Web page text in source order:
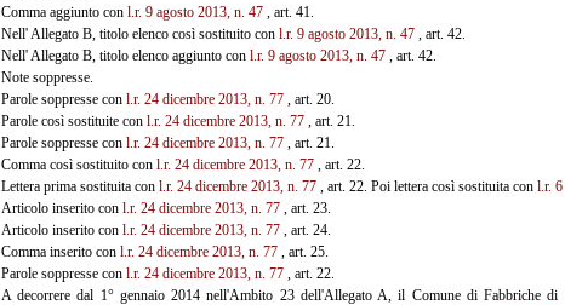
Comma aggiunto con l.r. 9 agosto 2013, n. 47, art. 41.
Nell' Allegato B, titolo elenco così sostituito con l.r. 9 agosto 2013, n. 47, art. 42.
Nell' Allegato B, titolo elenco aggiunto con l.r. 9 agosto 2013, n. 47, art. 42.
Note soppresse.
Parole soppresse con l.r. 24 dicembre 2013, n. 77, art. 20.
Parole così sostituite con l.r. 24 dicembre 2013, n. 77, art. 21.
Parole soppresse con l.r. 24 dicembre 2013, n. 77, art. 21.
Comma così sostituito con l.r. 24 dicembre 2013, n. 77, art. 22.
Lettera prima sostituita con l.r. 24 dicembre 2013, n. 77, art. 22. Poi lettera così sostituita con l.r.
Articolo inserito con l.r. 24 dicembre 2013, n. 77, art. 23.
Articolo inserito con l.r. 24 dicembre 2013, n. 77, art. 24.
Comma inserito con l.r. 24 dicembre 2013, n. 77, art. 25.
Parole soppresse con l.r. 24 dicembre 2013, n. 77, art. 22.
A decorrere dal 1° gennaio 2014 nell'Ambito 23 dell'Allegato A, il Comune di Fabbriche